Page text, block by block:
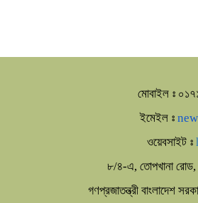
মোবাইল ঃ
ইমেইল ঃ
ওয়েবসাইট ঃ
৮/৪-এ, তোপখানা রোড,
গণপ্রজাতন্ত্রী বাংলাদেশ